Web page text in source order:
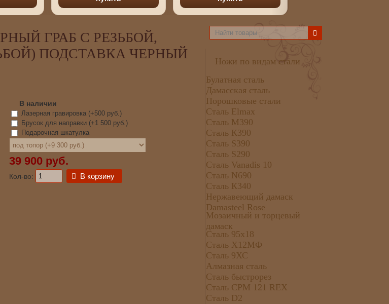
ГРАБ С РЕЗЬБОЙ,
ПОДСТАВКА ЧЕРНЫЙ
В наличии
Лазерная гравировка (+500 руб. )
Брусок для направки (+1 500 руб. )
Подарочная шкатулка
39 900 руб.
Кол-во: В корзину
Ножи по видам стали
Булатная сталь
Дамасская сталь
Порошковые стали
Сталь Elmax
Сталь М390
Сталь К390
Сталь S390
Сталь S290
Сталь Vanadis 10
Сталь N690
Сталь К340
Нержавеющий дамаск
Damasteel Rose
Мозаичный и торцевый
дамаск
Сталь 95х18
Сталь Х12МФ
Сталь 9ХС
Алмазная сталь
Сталь быстрорез
Сталь CPM 121 REX
Сталь D2